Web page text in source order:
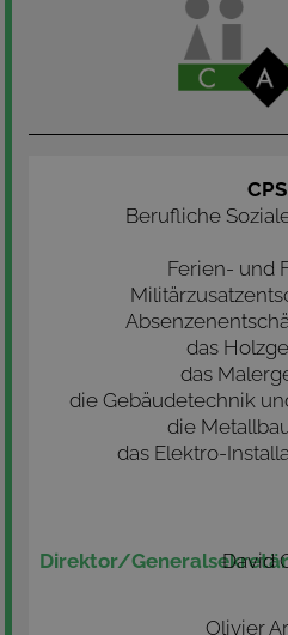
CPS
Berufliche
Ferien- und
das
das
die Gebäudetechnik
die
das Elektro-
David
Olivier